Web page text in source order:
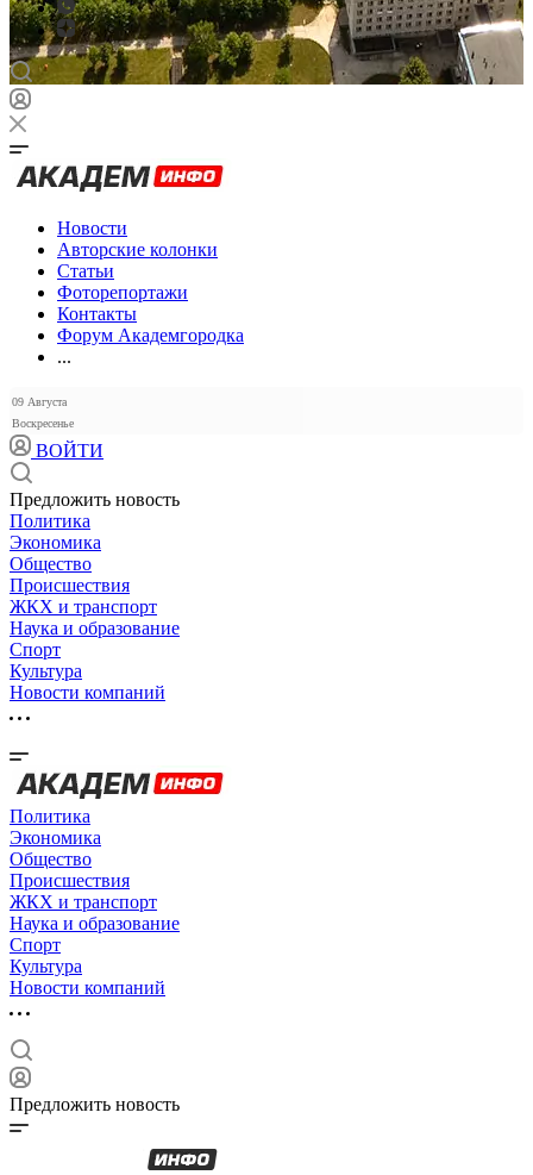
Новости
Авторские колонки
Статьи
Фоторепортажи
Контакты
Форум Академгородка
...
09 Августа
Воскресенье
ВОЙТИ
Предложить новость
Политика
Экономика
Общество
Происшествия
ЖКХ и транспорт
Наука и образование
Спорт
Культура
Новости компаний
Политика
Экономика
Общество
Происшествия
ЖКХ и транспорт
Наука и образование
Спорт
Культура
Новости компаний
Предложить новость